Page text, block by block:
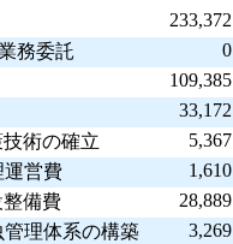
233,372
業務委託
0
109,385
33,172
術の確立
5,367
運営費
1,610
備費
28,889
理体系の構築
3,269